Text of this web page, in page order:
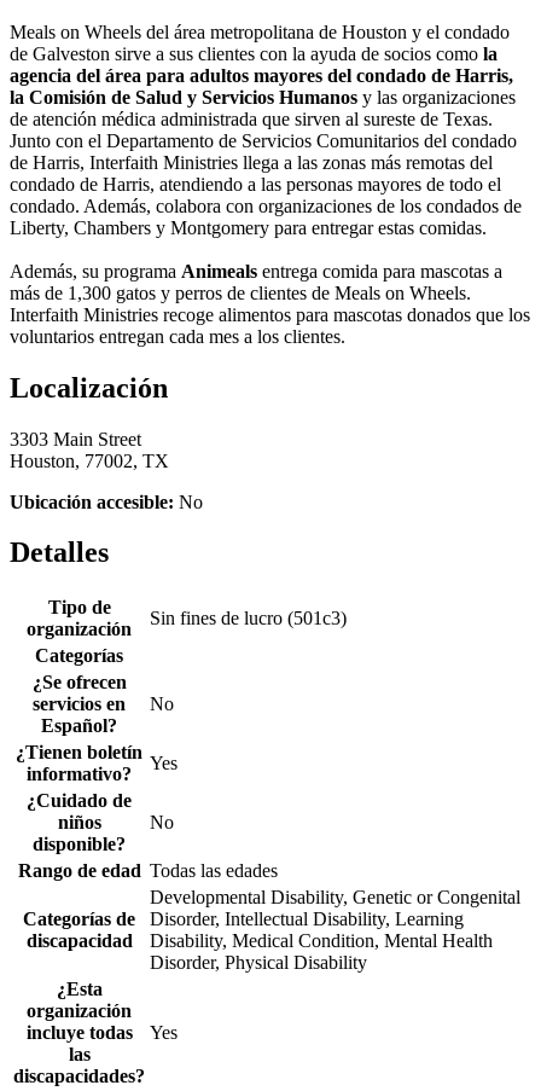
Meals on Wheels del área metropolitana de Houston y el condado
de Galveston sirve a sus clientes con la ayuda de socios como la
agencia del área para adultos mayores del condado de Harris,
la Comisión de Salud y Servicios Humanos y las organizaciones
de atención médica administrada que sirven al sureste de Texas.
Junto con el Departamento de Servicios Comunitarios del condado
de Harris, Interfaith Ministries llega a las zonas más remotas del
condado de Harris, atendiendo a las personas mayores de todo el
condado. Además, colabora con organizaciones de los condados de
Liberty, Chambers y Montgomery para entregar estas comidas.
Además, su programa Animeals entrega comida para mascotas a
más de 1,300 gatos y perros de clientes de Meals on Wheels.
Interfaith Ministries recoge alimentos para mascotas donados que los
voluntarios entregan cada mes a los clientes.
Localización
3303 Main Street
Houston, 77002, TX
Ubicación accesible: No
Detalles
Tipo de
organización
Sin fines de lucro (501c3)
Categorías
¿Se ofrecen
servicios en
Español?
No
¿Tienen boletín
informativo?
Yes
¿Cuidado de
niños
disponible?
No
Rango de edad Todas las edades
Categorías de
discapacidad
Developmental Disability, Genetic or Congenital
Disorder, Intellectual Disability, Learning
Disability, Medical Condition, Mental Health
Disorder, Physical Disability
¿Esta
organización
incluye todas
las
discapacidades?
Yes